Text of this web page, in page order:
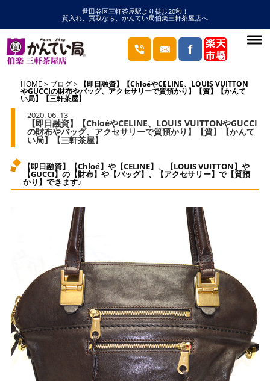
世田谷区三軒茶屋駅より徒歩20秒！
質入れ、買取なら、かんてい局伯楽三軒茶屋店へ
HOME ブログ 【即日融資】【ChloéやCELINE、LOUIS VUITTON
やGUCCIの財布やバッグ、アクセサリーで質預かり】【質】【かんて
い局】【三軒茶屋】
2020. 06. 13
【即日融資】【ChloéやCELINE、LOUIS VUITTONやGUCCI
の財布やバッグ、アクセサリーで質預かり】【質】【かんて
い局】【三軒茶屋】
【即日融資】【Chloé】や【CELINE】、【LOUIS VUITTON】や
【GUCCI】の【財布】や【バッグ】、【アクセサリー】で【質預
かり】できます♪